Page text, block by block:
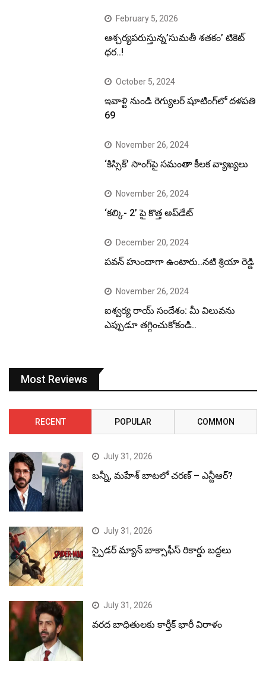
February 5, 2026
ఆశ్చర్యపరుస్తున్న’సుమతీ శతకం’ టికెట్
ధర..!
October 5, 2024
ఇవాళ్టి నుండి రెగ్యులర్ షూటింగ్‌లో దళపతి
69
November 26, 2024
‘కిస్సిక్’ సాంగ్‌పై సమంతా కీలక వ్యాఖ్యలు
November 26, 2024
‘కల్కి- 2’ పై కొత్త అప్‌డేట్
December 20, 2024
పవన్ హుందాగా ఉంటారు..నటి శ్రియా రెడ్డి
November 26, 2024
ఐశ్వర్య రాయ్ సందేశం: మీ విలువను
ఎప్పుడూ తగ్గించుకోకండి..
Most Reviews
RECENT POPULAR COMMON
July 31, 2026
బన్నీ, మహేశ్ బాటలో చరణ్ – ఎన్టీఆర్?
July 31, 2026
స్పైడర్ మ్యాన్ బాక్సాఫీస్ రికార్డు బద్దలు
July 31, 2026
వరద బాధితులకు కార్తీక్ భారీ విరాళం